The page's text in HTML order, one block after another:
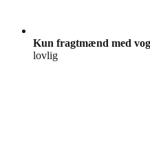
Kun fragtmænd med
lovlig